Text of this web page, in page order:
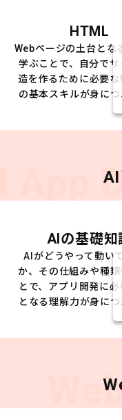
HTML
Webページの土台とな
学ぶことで、自分で
造を作るために必要な
の基本スキルが身に
App
AIの基礎知
AIがどうやって動い
か、その仕組みや種類
とで、アプリ開発に必
となる理解力が身に